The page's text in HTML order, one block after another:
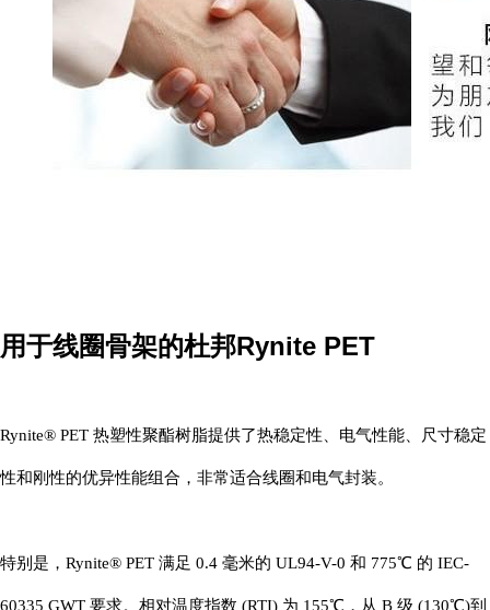
用于线圈骨架的杜邦Rynite PET
Rynite® PET 热塑性聚酯树脂提供了热稳定性、电气性能、尺寸稳定
性和刚性的优异性能组合，非常适合线圈和电气封装。
特别是，Rynite® PET 满足 0.4 毫米的 UL94-V-0 和 775℃ 的 IEC-
60335 GWT 要求。相对温度指数 (RTI) 为 155℃ ，从 B 级 (130℃)到